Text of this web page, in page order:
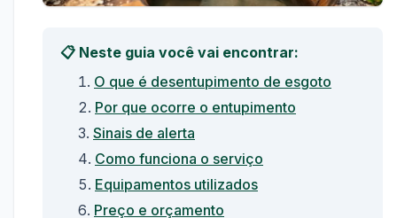
📋 Neste guia você vai encontrar:
O que é desentupimento de esgoto
Por que ocorre o entupimento
Sinais de alerta
Como funciona o serviço
Equipamentos utilizados
Preço e orçamento